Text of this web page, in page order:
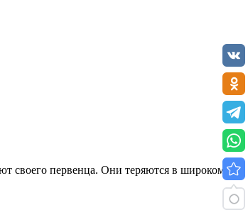
своего первенца. Они теряются в широком